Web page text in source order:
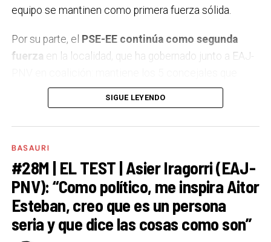
equipo se mantinen como primera fuerza sólida.
Por su parte, el PSE-EE continúa como segunda
fuerza en la localidad, que ha gobernado junto a EAJ-
alcanzó en los comicios de 2019, pero ha perdido 675
votos. En tercer lugar se sitúa
mejores resultados:
cuatro. Además, ha conseguido 853 votos más y se
ha quedado a escasos cien votos de conseguir el
quinto concejal.
Por su parte,Elkarrekin Podemos consigue 2
SIGUE LEYENDO
BASAURI
#28M | EL TEST | Asier Iragorri (EAJ-
PNV): “Como político, me inspira Aitor
Esteban, creo que es un persona
seria y que dice las cosas como son”